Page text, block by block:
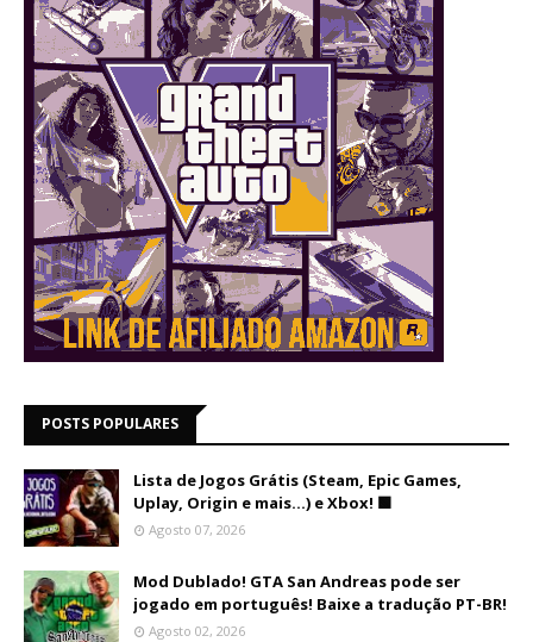
POSTS POPULARES
Lista de Jogos Grátis (Steam, Epic Games,
Uplay, Origin e mais...) e Xbox! 🟩
Agosto 07, 2026
Mod Dublado! GTA San Andreas pode ser
jogado em português! Baixe a tradução PT-BR!
Agosto 02, 2026